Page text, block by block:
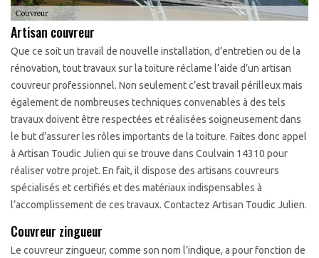
Artisan couvreur
Que ce soit un travail de nouvelle installation, d’entretien ou de la
rénovation, tout travaux sur la toiture réclame l’aide d’un artisan
couvreur professionnel. Non seulement c’est travail périlleux mais
également de nombreuses techniques convenables à des tels
travaux doivent être respectées et réalisées soigneusement dans
le but d’assurer les rôles importants de la toiture. Faites donc appel
à Artisan Toudic Julien qui se trouve dans Coulvain 14310 pour
réaliser votre projet. En fait, il dispose des artisans couvreurs
spécialisés et certifiés et des matériaux indispensables à
l’accomplissement de ces travaux. Contactez Artisan Toudic Julien.
Couvreur zingueur
Le couvreur zingueur, comme son nom l’indique, a pour fonction de